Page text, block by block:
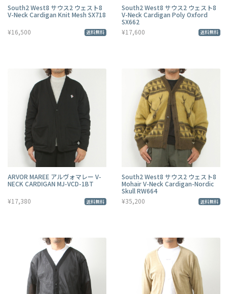
South2 West8 サウス2 ウェスト8
V-Neck Cardigan Knit Mesh SX718
¥16,500 送料無料
South2 West8 サウス2 ウェスト8
V-Neck Cardigan Poly Oxford
SX662
¥17,600
送料無料
ARVOR MAREE アルヴォマレー V-
NECK CARDIGAN MJ-VCD-1BT
¥17,380 送料無料
South2 West8 サウス2 ウェスト8
Mohair V-Neck Cardigan-Nordic
Skull RW664
¥35,200
送料無料